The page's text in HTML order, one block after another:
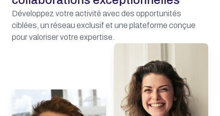
Développez votre activité avec des opportunités
ciblées, un réseau exclusif et une plateforme conçue
pour valoriser votre expertise.